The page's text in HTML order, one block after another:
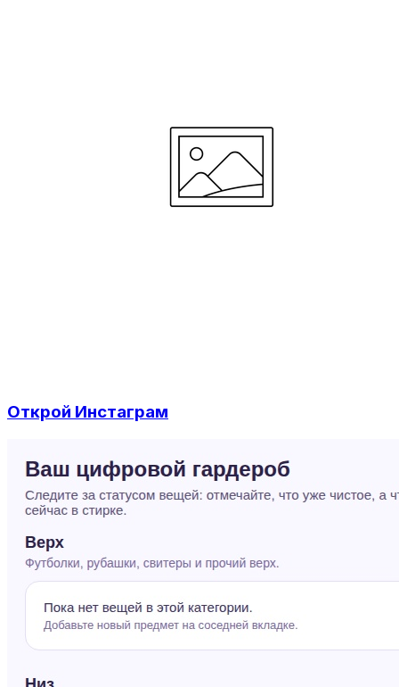
Открой Инстаграм